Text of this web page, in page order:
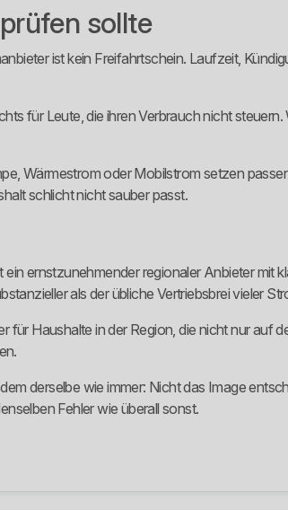
sollte
ist kein Freifahrtschein. Laufzeit,
für Leute, die ihren Verbrauch nicht
Wärmestrom oder Mobilstrom setzen
schlicht nicht sauber passt.
ernstzunehmender regionaler Anbieter
als der übliche Vertriebsbrei vieler
für Haushalte in der Region, die nicht nur
derselbe wie immer: Nicht das Image
Fehler wie überall sonst.